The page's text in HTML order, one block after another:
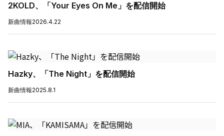
2KOLD、「Your Eyes On Me」を配信開始
新曲情報2026.4.22
Hazky、「The Night」を配信開始
新曲情報2025.8.1